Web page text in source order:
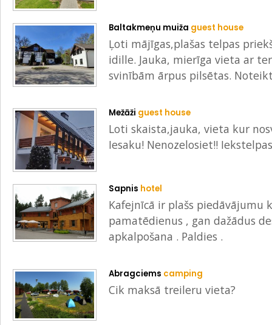
Baltakmeņu muiža guest house
Ļoti mājīgas,plašas telpas
idille. Jauka, mierīga vieta ar
svinībām ārpus pilsētas.
Mežāži guest house
Loti skaista,jauka, vieta kur
Iesaku! Nenozelosiet!!
Sapnis hotel
Kafejnīcā ir plašs piedāvājumu
pamatēdienus , gan dažādus
apkalpošana . Paldies .
Abragciems camping
Cik maksā treileru vieta?